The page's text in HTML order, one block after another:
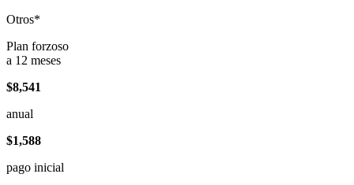
Otros*
Plan forzoso
a 12 meses
$8,541
anual
$1,588
pago inicial